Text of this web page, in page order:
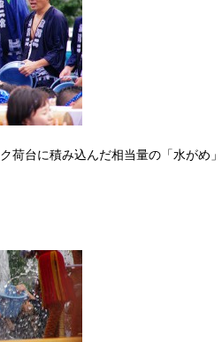
荷台に積み込んだ相当量の「水がめ」